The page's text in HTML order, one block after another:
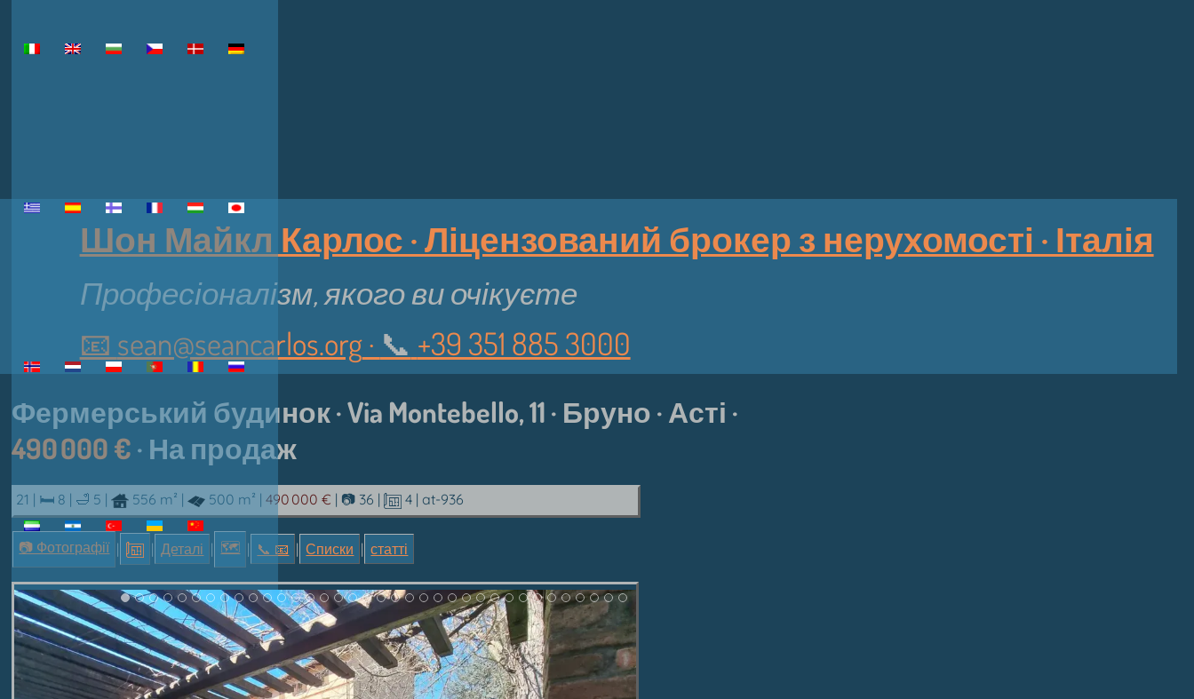
Шон Майкл Карлос · Ліцензований брокер з нерухомості · Італія
Професіоналізм, якого ви очікуєте
📧 sean@seancarlos.org· 📞︎ +39 351 885 3000
Фермерський будинок · Via Montebello, 11 · Бруно · Асті ·
490 000 €· На продаж
21 | 🛏 8 | 🛁 5 | 556 m² | 500 m² |490 000 € | 📷 36 | 4 | at-936
📷 Фотографії | | Деталі | 🗺 | 📞︎ 📧 | Списки | статті